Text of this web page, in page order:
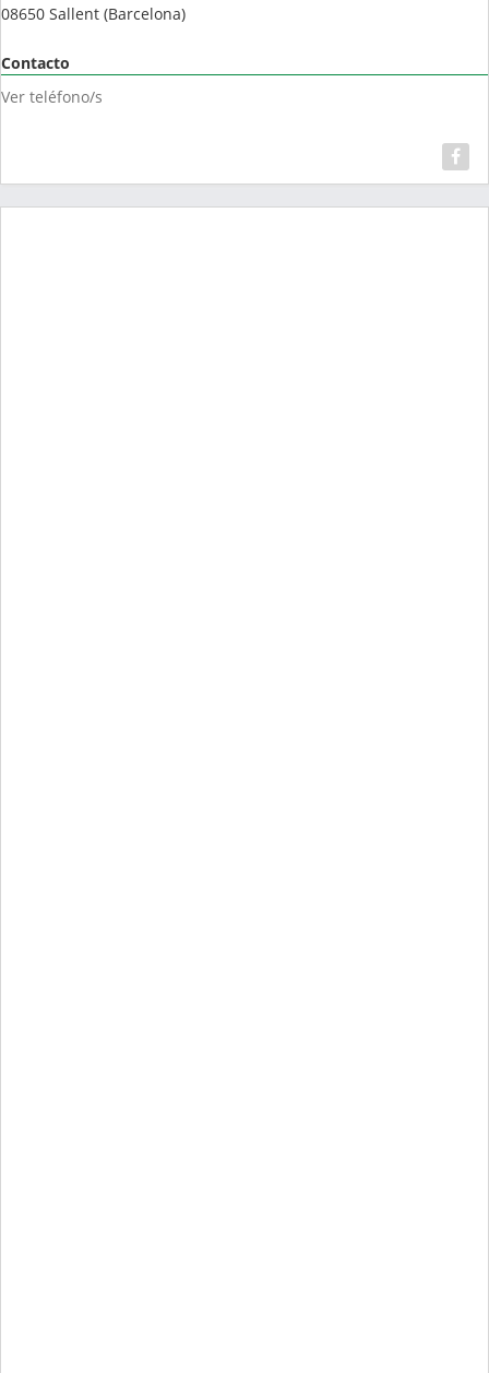
08650 Sallent (Barcelona)
Contacto
Ver teléfono/s